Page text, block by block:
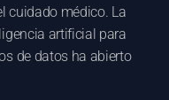
cuidado médico. La
artificial para
de datos ha abierto